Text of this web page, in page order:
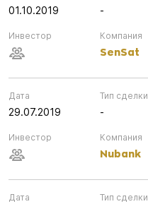
01.10.2019
Компания
SenSat
Инвестор
-
Дата
29.07.2019
Компания
Nubank
Инвестор
Тип сделки
-
Дата Тип сделки